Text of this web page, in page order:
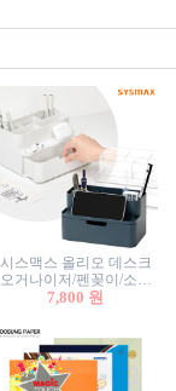
시스맥스 올리오 데스크
오거나이저/펜꽂이/소품
꽂이/소품함/정리함/수납
7,800 원